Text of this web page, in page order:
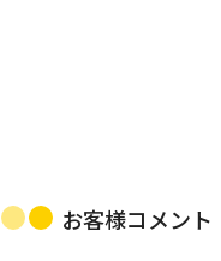
お客様コメント